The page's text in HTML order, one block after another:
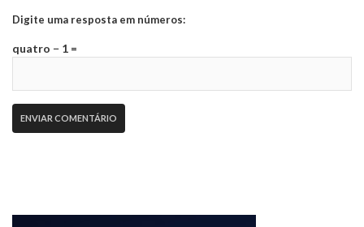
Digite uma resposta em números:
quatro − 1 =